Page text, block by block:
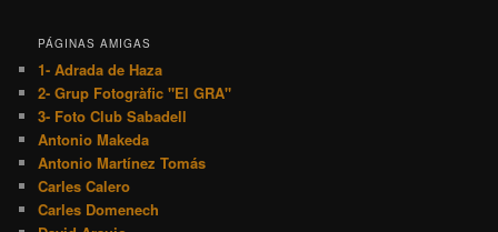
PÁGINAS AMIGAS
1- Adrada de Haza
2- Grup Fotogràfic "El GRA"
3- Foto Club Sabadell
Antonio Makeda
Antonio Martínez Tomás
Carles Calero
Carles Domenech